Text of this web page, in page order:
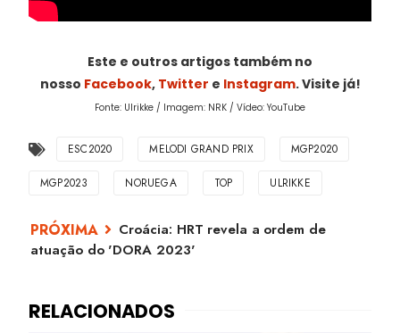
Este e outros artigos também no
nosso Facebook, Twitter e Instagram. Visite já!
Fonte: Ulrikke / Imagem: NRK / Vídeo: YouTube
ESC2020 MELODI GRAND PRIX MGP2020
MGP2023 NORUEGA TOP ULRIKKE
Croácia: HRT revela a ordem de
atuação do 'DORA 2023'